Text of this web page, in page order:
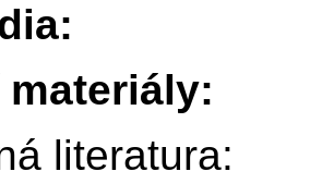
literatura: